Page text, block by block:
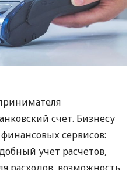
счет. Бизнесу
сервисов:
учет расчетов,